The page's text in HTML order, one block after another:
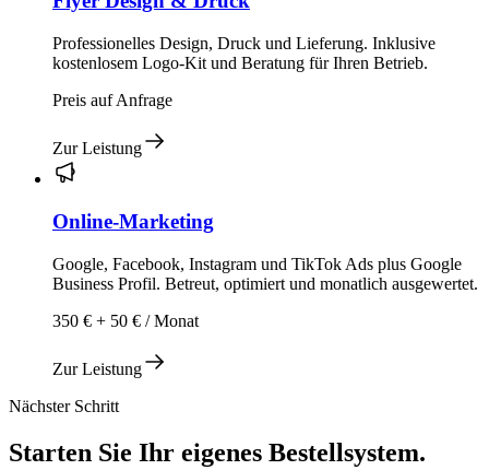
Professionelles Design, Druck und Lieferung. Inklusive
kostenlosem Logo-Kit und Beratung für Ihren Betrieb.
Preis auf Anfrage
Zur Leistung
Online-Marketing
Google, Facebook, Instagram und TikTok Ads plus Google
Business Profil. Betreut, optimiert und monatlich ausgewertet.
350 € + 50 € / Monat
Zur Leistung
Nächster Schritt
Starten Sie Ihr eigenes Bestellsystem.